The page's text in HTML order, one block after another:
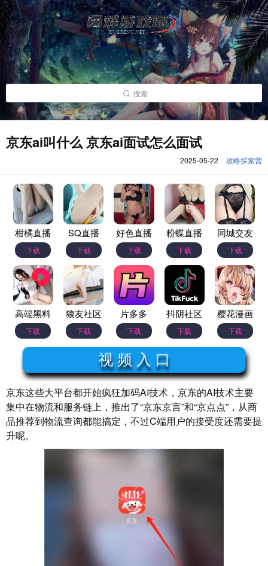
搜索
京东ai叫什么 京东ai面试怎么面试
2025-05-22 攻略探索营
柑橘直播
下载
SQ直播
下载
好色直播
下载
粉蝶直播
下载
同城交友
下载
高端黑料
下载
狼友社区
下载
片多多
下载
抖阴社区
下载
樱花漫画
下载
视 频 入 口
京东这些大平台都开始疯狂加码AI技术，京东的AI技术主要
集中在物流和服务链上，推出了“京东京言”和“京点点”，从商
品推荐到物流查询都能搞定，不过C端用户的接受度还需要提
升呢。